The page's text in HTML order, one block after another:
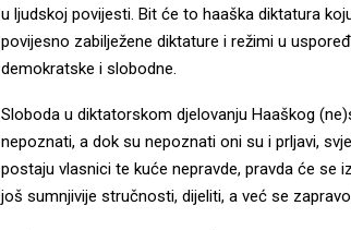
u ljudskoj povijesti. Bit će to haaška diktatura
povijesno zabilježene diktature i režimi u
demokratske i slobodne.
Sloboda u diktatorskom djelovanju Haaškog
nepoznati, a dok su nepoznati oni su i prljavi,
postaju vlasnici te kuće nepravde, pravda će se
još sumnjivije stručnosti, dijeliti, a već se